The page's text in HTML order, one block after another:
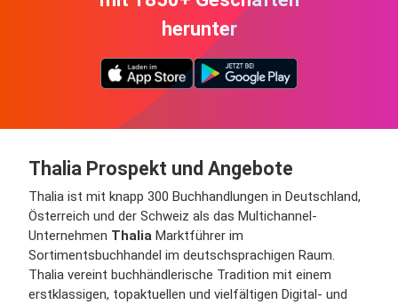
herunter
Thalia Prospekt und Angebote
Thalia ist mit knapp 300 Buchhandlungen in Deutschland,
Österreich und der Schweiz als das Multichannel-
Unternehmen Thalia Marktführer im
Sortimentsbuchhandel im deutschsprachigen Raum.
Thalia vereint buchhändlerische Tradition mit einem
erstklassigen, topaktuellen und vielfältigen Digital- und